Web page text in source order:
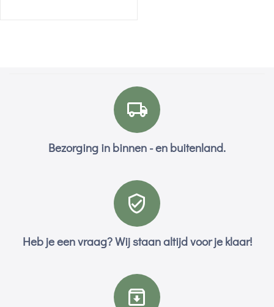
Bezorging in binnen - en buitenland.
Heb je een vraag? Wij staan altijd voor je klaar!